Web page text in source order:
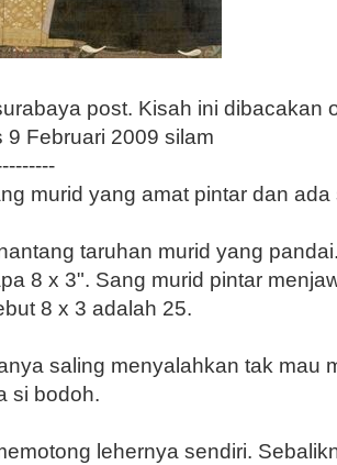
post. Kisah ini dibacakan
9 Februari 2009 silam
murid yang amat pintar dan ada
taruhan murid yang
8 x 3". Sang murid pintar
8 x 3 adalah 25.
saling menyalahkan tak mau
si bodoh.
lehernya sendiri.